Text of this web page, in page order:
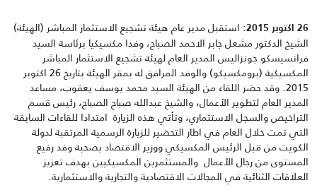
26 اكتوبر 2015:
استقبل مدير عام هيئة تشجيع الاستثمار المباشر (الهيئة)
الشيخ الدكتور مشعل جابر الاحمد الصباح، وفدا مكسيكيا برئاسة السيد
فرانسيسكو جونزاليس المدير العام لهيئة تشجيع الاستثمار المباشر
المكسيكية (برومكسيكو) والوفد المرافق له بمقر الهيئة بتاريخ 26 اكتوبر
2015. وقد حضر اللقاء من الهيئة السيد محمد يوسف يعقوب، مساعد
المدير العام لتطوير الأعمال، والشيخ عبدالله صباح الصباح، رئيس قسم
التراخيص والسجل الاستثماري، وتأتي هذه الزيارة امتدادا للقاءات السابقة
التي تمت خلال العام في اطار التحضير للزيارة الرسمية المرتقبة لدولة
الكويت من قبل الرئيس المكسيكي ووزير الاقتصاد بصحبة وفد رفيع
المستوى من رجال الأعمال والمستثمرين المكسيكيين بهدف تعزيز
العلاقات الثنائية في المجالات الاقتصادية والتجارية والاستثمارية.